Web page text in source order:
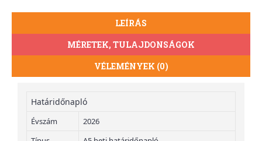
LEÍRÁS
MÉRETEK, TULAJDONSÁGOK
VÉLEMÉNYEK (0)
Határidőnapló
Évszám
2026